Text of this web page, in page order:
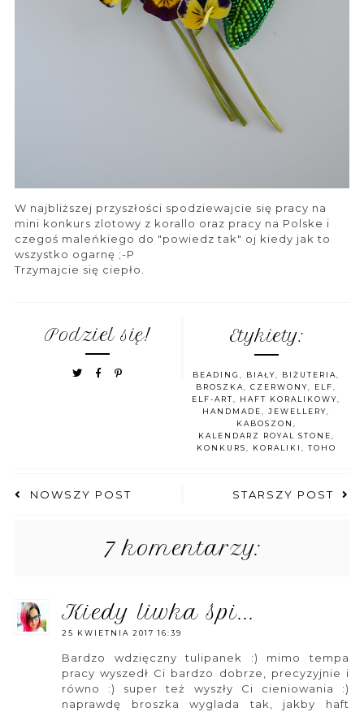
W najbliższej przyszłości spodziewajcie się pracy na
mini konkurs zlotowy z korallo oraz pracy na Polske i
czegoś maleńkiego do "powiedz tak" oj kiedy jak to
wszystko ogarnę ;-P
Trzymajcie się ciepło.
Podziel się! Etykiety:
BEADING BIAŁY BIŻUTERIA
BROSZKA
,CZERWONY ELF
ELF-ART
HAFT KORALIKOWY
HANDMADE
,JEWELLERY
KABOSZON
KALENDARZ ROYAL STONE
KONKURS
KORALIKI TOHO
NOWSZY POST STARSZY POST
7 komentarzy:
kiedy liwka śpi...
25 KWIETNIA 2017 16:39
Bardzo wdzięczny tulipanek :) mimo tempa
pracy wyszedł Ci bardzo dobrze, precyzyjnie i
równo :) super też wyszły Ci cieniowania :)
naprawdę broszka wyglada tak, jakby haft